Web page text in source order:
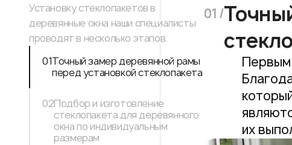
Установку стеклопакетов в
деревянные окна наши специалисты
проводят в несколько этапов.
01Точный замер деревянной рамы
перед установкой стеклопакета
02Подбор и изготовление
стеклопакета для деревянного
окна по индивидуальным
размерам
01 /
Первым
их